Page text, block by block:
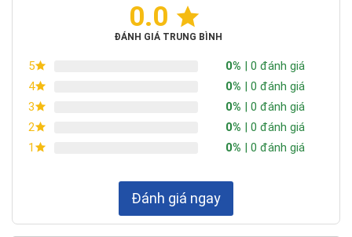
300% F.S.
Nhiệt độ hoạt
động
-10°C - 40°C
Điện áp sử dụng 5 ~ 12V AC/DC
Điện áp tối đa 15V AC/DC
< 5000 MΩ at 100V DC
0.0
ĐÁNH GIÁ TRUNG BÌNH
5 0% | 0 đánh giá
4
0% | 0 đánh giá
3
0% | 0 đánh giá
2
0% | 0 đánh giá
1
0% | 0 đánh giá
Đánh giá ngay